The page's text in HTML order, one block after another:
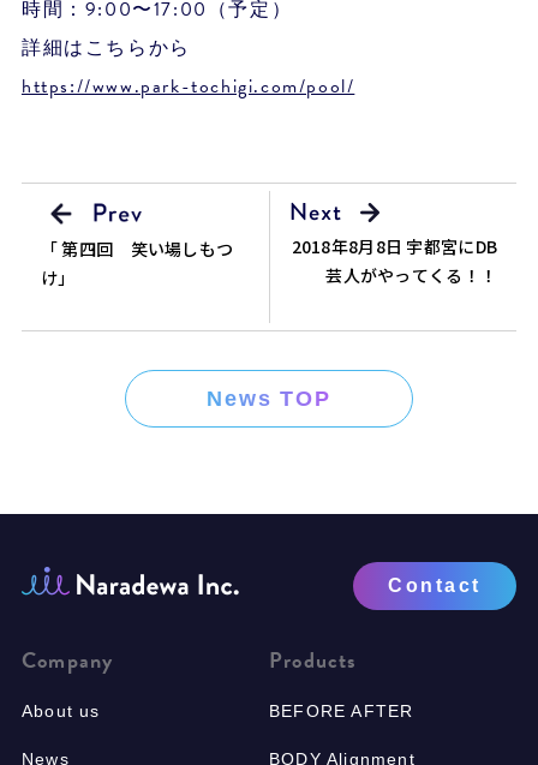
時間：9:00〜17:00（予定）
詳細はこちらから
https://www.park-tochigi.com/pool/
「 第四回 笑い場しもつ
け」
2018年8月8日 宇都宮にDB
芸人がやってくる！！
News TOP
Contact
Company
About us
News
Products
BEFORE AFTER
BODY Alignment